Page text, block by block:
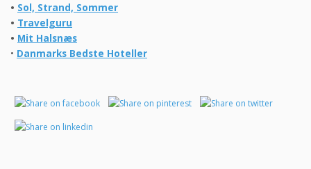
• Sol, Strand, Sommer
• Travelguru
• Mit Halsnæs
• Danmarks Bedste Hoteller